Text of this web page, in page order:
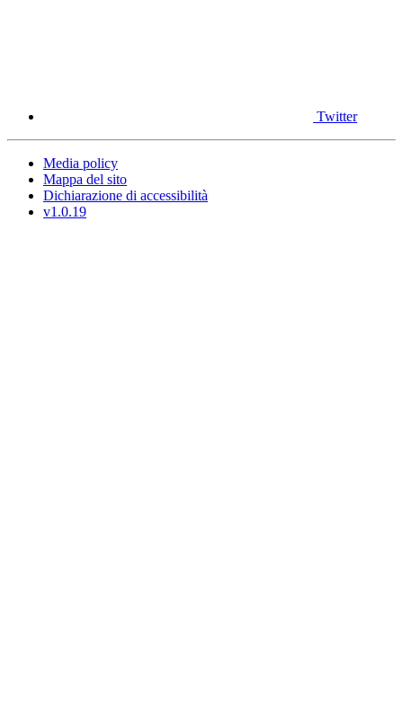
Twitter
Media policy
Mappa del sito
Dichiarazione di accessibilità
v1.0.19